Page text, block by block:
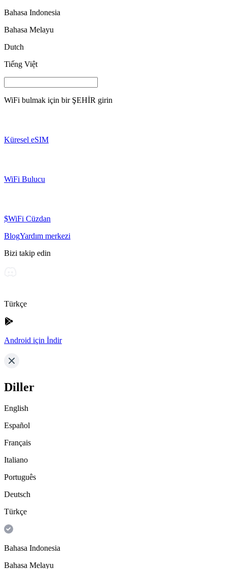
Bahasa Indonesia
Bahasa Melayu
Dutch
Tiếng Việt
WiFi bulmak için bir ŞEHİR girin
Küresel eSIM
WiFi Bulucu
$WiFi Cüzdan
BlogYardım merkezi
Bizi takip edin
Türkçe
Android için İndir
Diller
English
Español
Français
Italiano
Português
Deutsch
Türkçe
Bahasa Indonesia
Bahasa Melayu